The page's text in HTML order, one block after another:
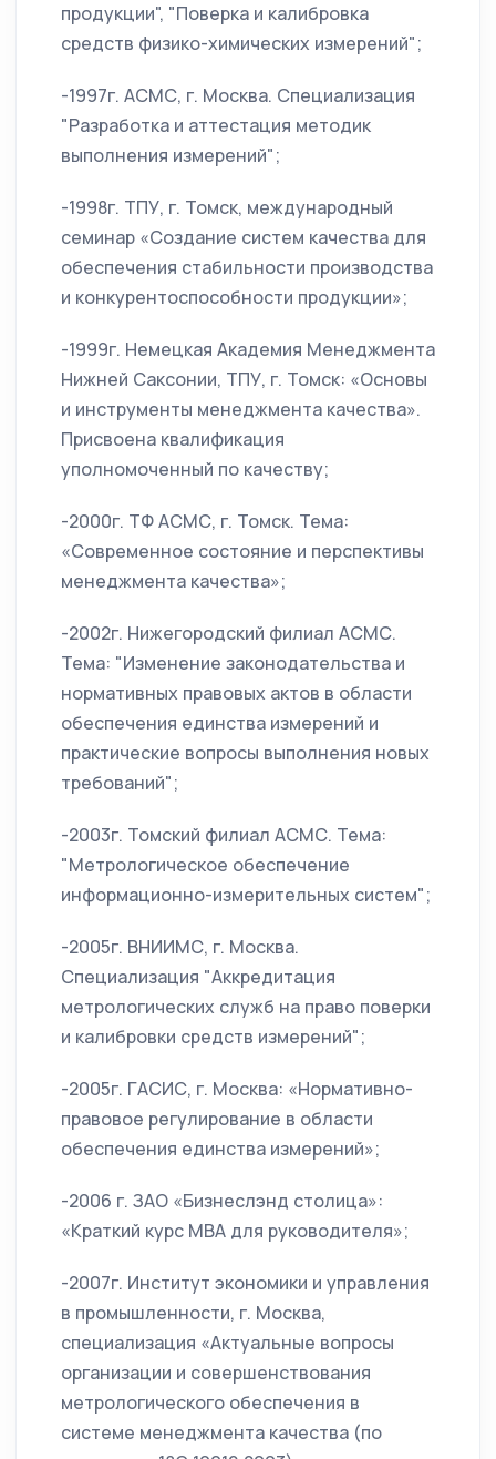
продукции", "Поверка и калибровка
средств физико-химических измерений";
-1997г. АСМС, г. Москва. Специализация
"Разработка и аттестация методик
выполнения измерений";
-1998г. ТПУ, г. Томск, международный
семинар «Создание систем качества для
обеспечения стабильности производства
и конкурентоспособности продукции»;
-1999г. Немецкая Академия Менеджмента
Нижней Саксонии, ТПУ, г. Томск: «Основы
и инструменты менеджмента качества».
Присвоена квалификация
уполномоченный по качеству;
-2000г. ТФ АСМС, г. Томск. Тема:
«Современное состояние и перспективы
менеджмента качества»;
-2002г. Нижегородский филиал АСМС.
Тема: "Изменение законодательства и
нормативных правовых актов в области
обеспечения единства измерений и
практические вопросы выполнения новых
требований";
-2003г. Томский филиал АСМС. Тема:
"Метрологическое обеспечение
информационно-измерительных систем";
-2005г. ВНИИМС, г. Москва.
Специализация "Аккредитация
метрологических служб на право поверки
и калибровки средств измерений";
-2005г. ГАСИС, г. Москва: «Нормативно-
правовое регулирование в области
обеспечения единства измерений»;
-2006 г. ЗАО «Бизнеслэнд столица»:
«Краткий курс МВА для руководителя»;
-2007г. Институт экономики и управления
в промышленности, г. Москва,
специализация «Актуальные вопросы
организации и совершенствования
метрологического обеспечения в
системе менеджмента качества (по